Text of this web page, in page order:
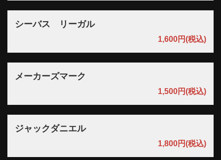
シーバス リーガル
1,600円(税込)
メーカーズマーク
1,500円(税込)
ジャックダニエル
1,800円(税込)